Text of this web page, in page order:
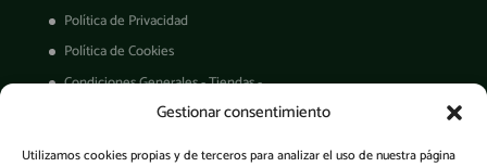
Gestionar consentimiento
Utilizamos cookies propias y de terceros para analizar el uso de nuestra página
Política de Privacidad
Política de Cookies
Condiciones Generales - Tiendas -
Derechos ARCO
Condiciones de Venta